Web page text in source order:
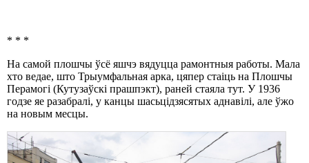
* * *
На самой плошчы ўсё яшчэ вядуцца рамонтныя работы. Мала
хто ведае, што Трыумфальная арка, цяпер стаіць на Плошчы
Перамогі (Кутузаўскі прашпэкт), раней стаяла тут. У 1936
годзе яе разабралі, у канцы шасьцідзясятых аднавілі, але ўжо
на новым месцы.